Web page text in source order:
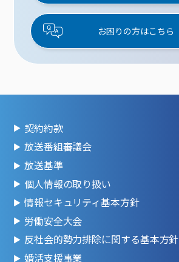
お困りの方はこちら
契約約款
放送番組審議会
放送基準
個人情報の取り扱い
情報セキュリティ基本方針
労働安全大会
反社会的勢力排除に関する基本方針
婚活支援事業